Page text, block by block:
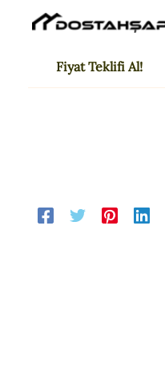
Fiyat Teklifi Al!